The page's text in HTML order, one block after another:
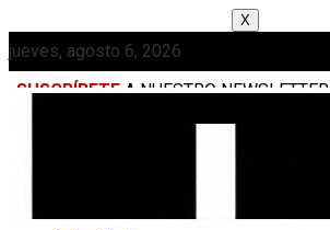
X
jueves, agosto 6, 2026
SUSCRÍBETE A NUESTRO NEWSLETTER